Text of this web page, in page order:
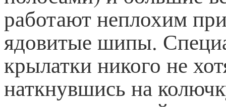
работают неплохим
ядовитые шипы.
крылатки никого не
наткнувшись на